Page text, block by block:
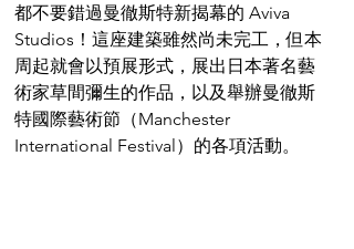
都不要錯過曼徹斯特新揭幕的 Aviva
Studios！這座建築雖然尚未完工，但本
周起就會以預展形式，展出日本著名藝
術家草間彌生的作品，以及舉辦曼徹斯
特國際藝術節（Manchester
International Festival）的各項活動。